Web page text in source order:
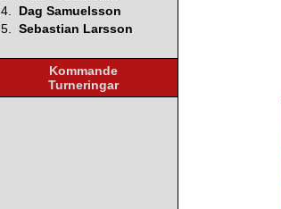
4.
Dag Samuelsson
5. Sebastian Larsson
Kommande
Turneringar